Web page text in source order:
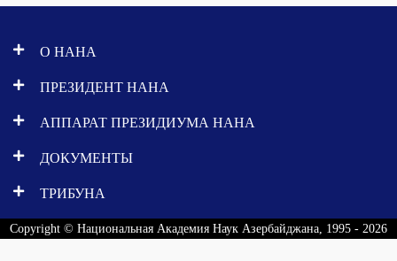
О НАНА
ПРЕЗИДЕНТ НАНА
АППАРАТ ПРЕЗИДИУМА НАНА
ДОКУМЕНТЫ
ТРИБУНА
Copyright © Национальная Академия Наук Азербайджана, 1995 - 2026